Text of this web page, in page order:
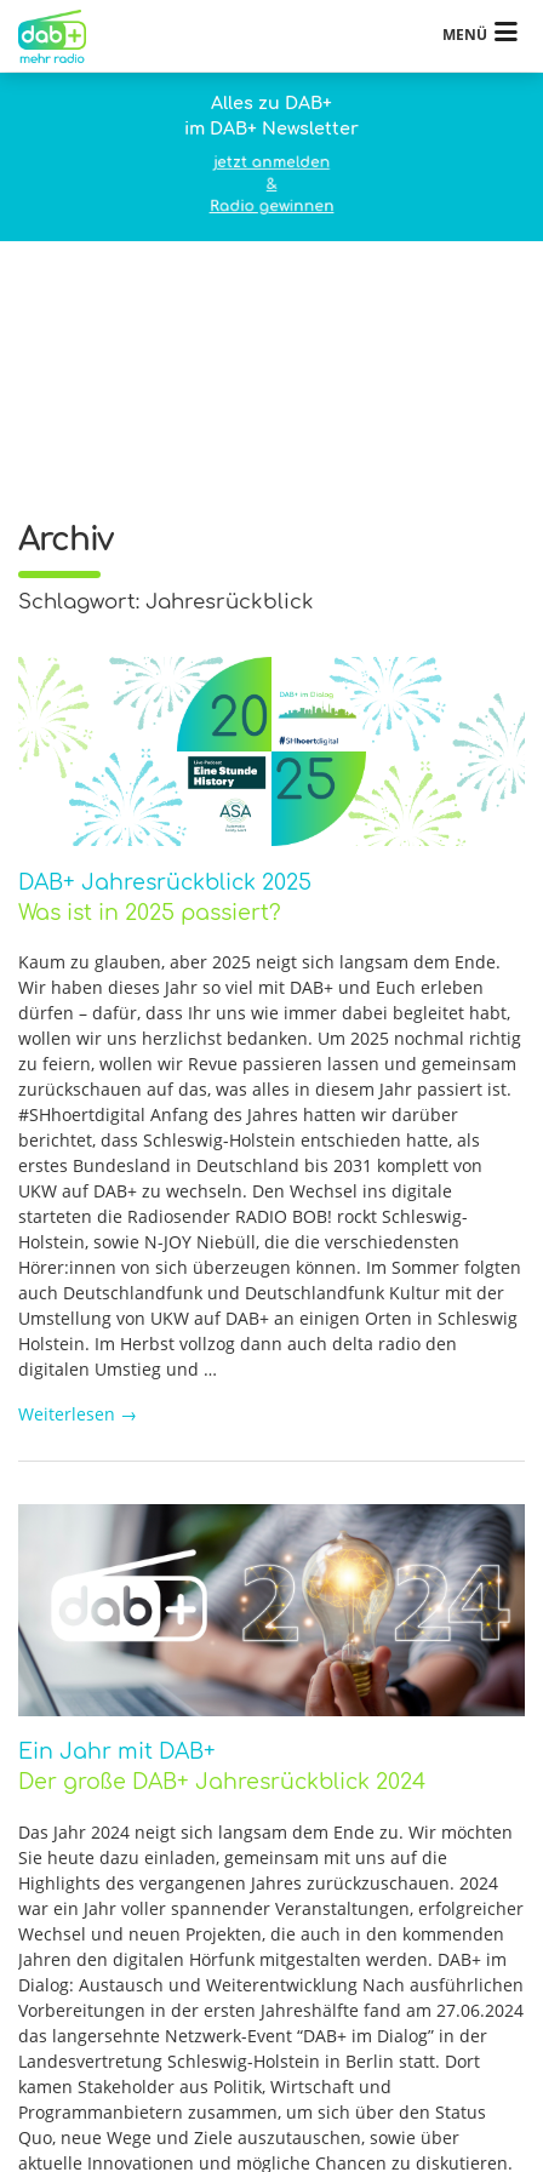
MENÜ
Alles zu DAB+
im DAB+ Newsletter
jetzt anmelden
&
Radio gewinnen
Archiv
Schlagwort: Jahresrückblick
DAB+ Jahresrückblick 2025
Was ist in 2025 passiert?
Kaum zu glauben, aber 2025 neigt sich langsam dem Ende.
Wir haben dieses Jahr so viel mit DAB+ und Euch erleben
dürfen – dafür, dass Ihr uns wie immer dabei begleitet habt,
wollen wir uns herzlichst bedanken. Um 2025 nochmal richtig
zu feiern, wollen wir Revue passieren lassen und gemeinsam
zurückschauen auf das, was alles in diesem Jahr passiert ist.
#SHhoertdigital Anfang des Jahres hatten wir darüber
berichtet, dass Schleswig-Holstein entschieden hatte, als
erstes Bundesland in Deutschland bis 2031 komplett von
UKW auf DAB+ zu wechseln. Den Wechsel ins digitale
starteten die Radiosender RADIO BOB! rockt Schleswig-
Holstein, sowie N-JOY Niebüll, die die verschiedensten
Hörer:innen von sich überzeugen können. Im Sommer folgten
auch Deutschlandfunk und Deutschlandfunk Kultur mit der
Umstellung von UKW auf DAB+ an einigen Orten in Schleswig
Holstein. Im Herbst vollzog dann auch delta radio den
digitalen Umstieg und …
Weiterlesen →
Ein Jahr mit DAB+
Der große DAB+ Jahresrückblick 2024
Das Jahr 2024 neigt sich langsam dem Ende zu. Wir möchten
Sie heute dazu einladen, gemeinsam mit uns auf die
Highlights des vergangenen Jahres zurückzuschauen. 2024
war ein Jahr voller spannender Veranstaltungen, erfolgreicher
Wechsel und neuen Projekten, die auch in den kommenden
Jahren den digitalen Hörfunk mitgestalten werden. DAB+ im
Dialog: Austausch und Weiterentwicklung Nach ausführlichen
Vorbereitungen in der ersten Jahreshälfte fand am 27.06.2024
das langersehnte Netzwerk-Event “DAB+ im Dialog” in der
Landesvertretung Schleswig-Holstein in Berlin statt. Dort
kamen Stakeholder aus Politik, Wirtschaft und
Programmanbietern zusammen, um sich über den Status
Quo, neue Wege und Ziele auszutauschen, sowie über
aktuelle Innovationen und mögliche Chancen zu diskutieren.